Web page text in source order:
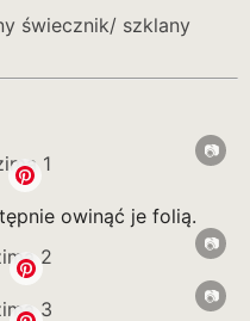
świecznik/ szklany
owinąć je folią.